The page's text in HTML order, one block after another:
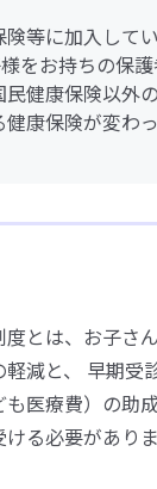
等に加入して
をお持ちの保
健康保険以外
康保険が変わ
とは、お子さ
減と、 早期受
医療費）の助
る必要がありま